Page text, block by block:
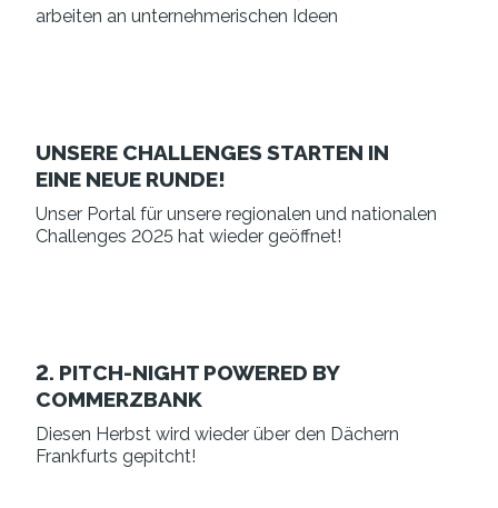
arbeiten an unternehmerischen Ideen
UNSERE CHALLENGES STARTEN IN
EINE NEUE RUNDE!
Unser Portal für unsere regionalen und nationalen
Challenges 2025 hat wieder geöffnet!
2. PITCH-NIGHT POWERED BY
COMMERZBANK
Diesen Herbst wird wieder über den Dächern
Frankfurts gepitcht!